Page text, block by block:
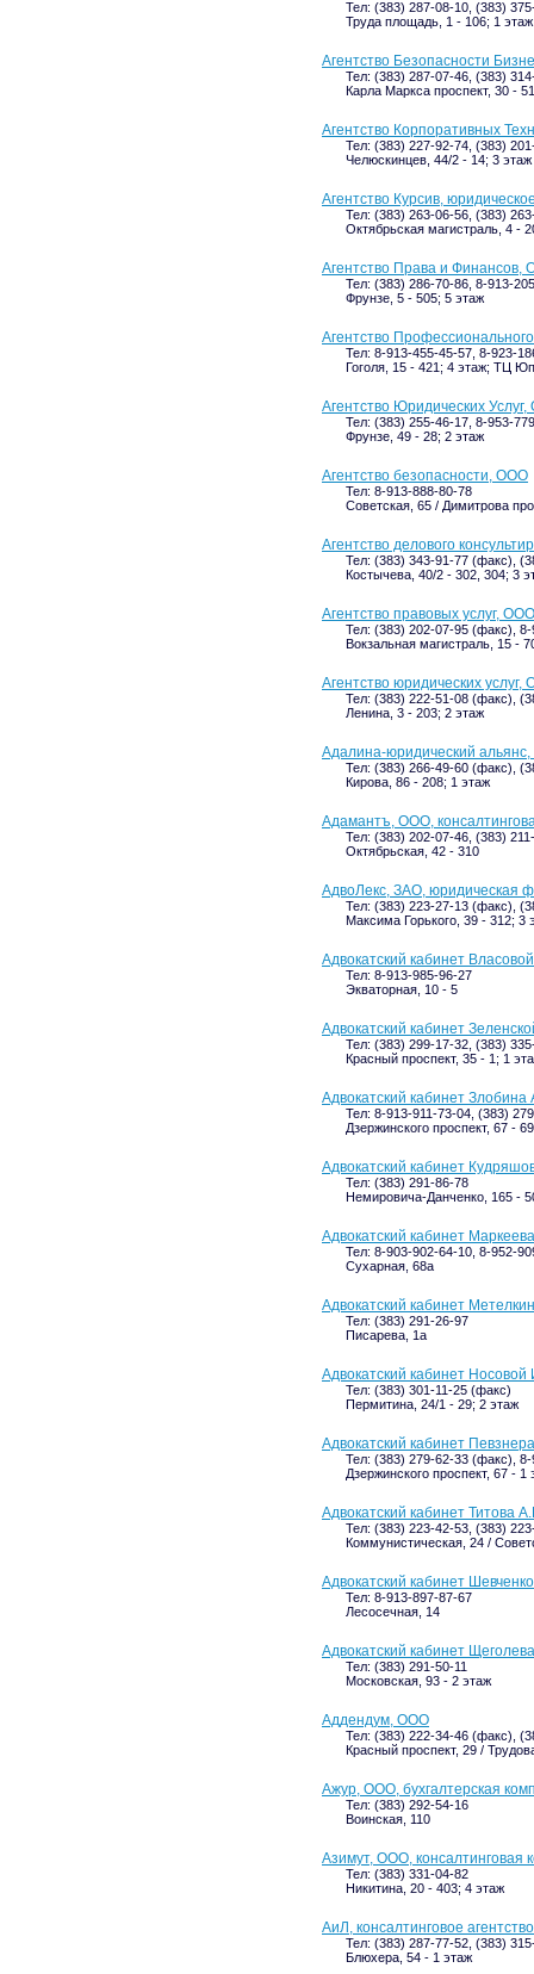
Тел: (383) 287-08-10, (383)
Труда площадь, 1 - 106; 1 этаж
Агентство Безопасности
Тел: (383) 287-07-46, (383)
Карла Маркса проспект, 30 -
Агентство Корпоративных
Тел: (383) 227-92-74, (383)
Челюскинцев, 44/2 - 14; 3 этаж
Агентство Курсив,
Тел: (383) 263-06-56, (383)
Октябрьская магистраль, 4 -
Агентство Права и Финансов,
Тел: (383) 286-70-86, 8-913-
Фрунзе, 5 - 505; 5 этаж
Агентство
Тел: 8-913-455-45-57, 8-923-
Гоголя, 15 - 421; 4 этаж; ТЦ
Агентство Юридических
Тел: (383) 255-46-17, 8-953-
Фрунзе, 49 - 28; 2 этаж
Агентство безопасности, ООО
Тел: 8-913-888-80-78
Советская, 65 / Димитрова
Агентство делового
Тел: (383) 343-91-77 (факс),
Костычева, 40/2 - 302, 304; 3
Агентство правовых услуг, ООО
Тел: (383) 202-07-95 (факс),
Вокзальная магистраль, 15 -
Агентство юридических услуг,
Тел: (383) 222-51-08 (факс),
Ленина, 3 - 203; 2 этаж
Адалина-юридический
Тел: (383) 266-49-60 (факс),
Кирова, 86 - 208; 1 этаж
Адамантъ, ООО,
Тел: (383) 202-07-46, (383)
Октябрьская, 42 - 310
АдвоЛекс, ЗАО, юридическая
Тел: (383) 223-27-13 (факс),
Максима Горького, 39 - 312; 3
Адвокатский кабинет
Тел: 8-913-985-96-27
Экваторная, 10 - 5
Адвокатский кабинет
Тел: (383) 299-17-32, (383)
Красный проспект, 35 - 1; 1
Адвокатский кабинет Злобина
Тел: 8-913-911-73-04, (383)
Дзержинского проспект, 67 -
Адвокатский кабинет
Тел: (383) 291-86-78
Немировича-Данченко, 165 -
Адвокатский кабинет
Тел: 8-903-902-64-10, 8-952-
Сухарная, 68а
Адвокатский кабинет
Тел: (383) 291-26-97
Писарева, 1а
Адвокатский кабинет Носовой
Тел: (383) 301-11-25 (факс)
Пермитина, 24/1 - 29; 2 этаж
Адвокатский кабинет
Тел: (383) 279-62-33 (факс),
Дзержинского проспект, 67 - 1
Адвокатский кабинет Титова
Тел: (383) 223-42-53, (383)
Коммунистическая, 24 /
Адвокатский кабинет
Тел: 8-913-897-87-67
Лесосечная, 14
Адвокатский кабинет
Тел: (383) 291-50-11
Московская, 93 - 2 этаж
Аддендум, ООО
Тел: (383) 222-34-46 (факс),
Красный проспект, 29 /
Ажур, ООО, бухгалтерская
Тел: (383) 292-54-16
Воинская, 110
Азимут, ООО, консалтинговая
Тел: (383) 331-04-82
Никитина, 20 - 403; 4 этаж
АиЛ, консалтинговое агентство
Тел: (383) 287-77-52, (383)
Блюхера, 54 - 1 этаж